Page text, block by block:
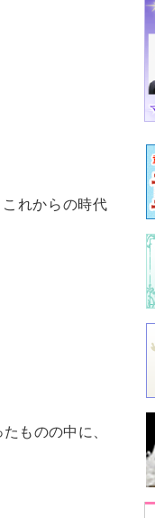
れからの時代
ものの中に、